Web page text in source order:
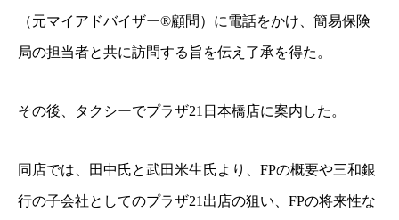
（元マイアドバイザー®顧問）に電話をかけ、簡易保険
局の担当者と共に訪問する旨を伝え 了承を得た。
その後、タクシーでプラザ21日本橋店に案内した。
同店では、田中氏と武田米生氏より、FPの概要や三和銀
行の子会社としてのプラザ21出店の狙い、FPの将来性な